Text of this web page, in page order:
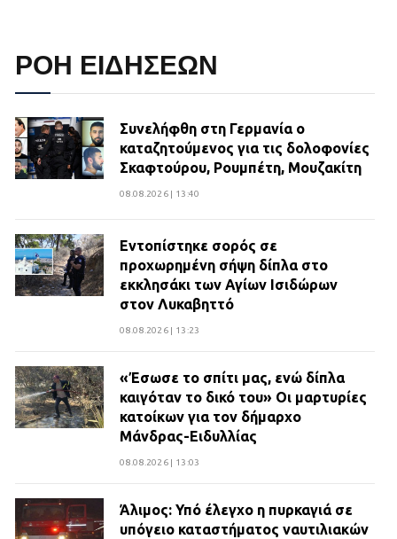
ΡΟΗ ΕΙΔΗΣΕΩΝ
Συνελήφθη στη Γερμανία ο
καταζητούμενος για τις δολοφονίες
Σκαφτούρου, Ρουμπέτη, Μουζακίτη
08.08.2026 | 13:40
Εντοπίστηκε σορός σε
προχωρημένη σήψη δίπλα στο
εκκλησάκι των Αγίων Ισιδώρων
στον Λυκαβηττό
08.08.2026 | 13:23
«Έσωσε το σπίτι μας, ενώ δίπλα
καιγόταν το δικό του» Οι μαρτυρίες
κατοίκων για τον δήμαρχο
Μάνδρας-Ειδυλλίας
08.08.2026 | 13:03
Άλιμος: Υπό έλεγχο η πυρκαγιά σε
υπόγειο καταστήματος ναυτιλιακών